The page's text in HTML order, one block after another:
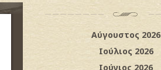
Αύγουστος 2026
Ιούλιος 2026
Ιούνιος 2026